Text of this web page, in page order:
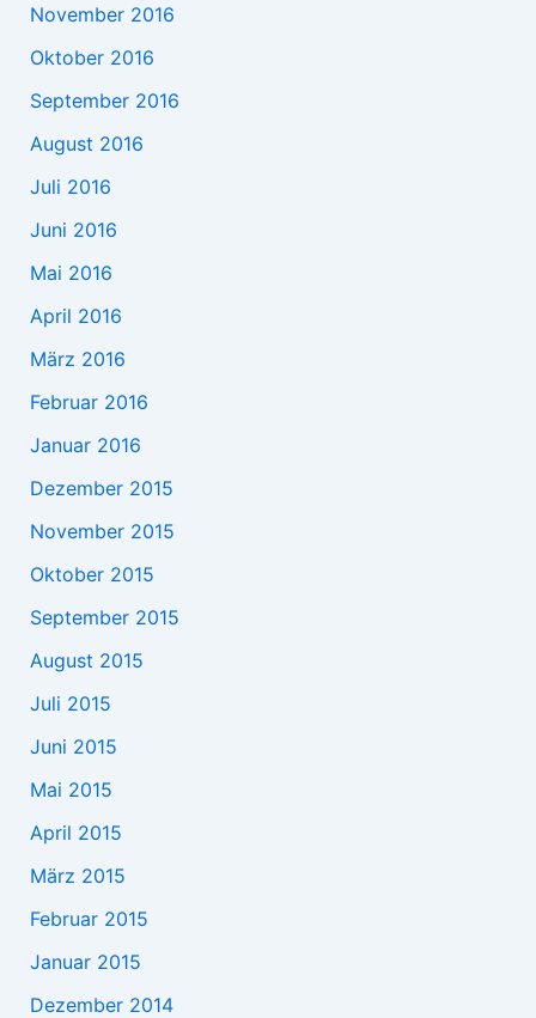
November 2016
Oktober 2016
September 2016
August 2016
Juli 2016
Juni 2016
Mai 2016
April 2016
März 2016
Februar 2016
Januar 2016
Dezember 2015
November 2015
Oktober 2015
September 2015
August 2015
Juli 2015
Juni 2015
Mai 2015
April 2015
März 2015
Februar 2015
Januar 2015
Dezember 2014